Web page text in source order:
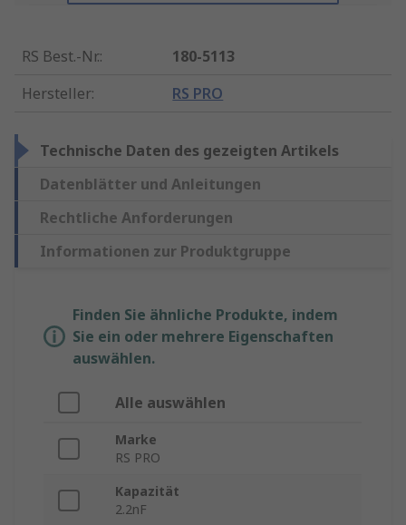
RS Best.-Nr.:
180-5113
Hersteller: RS PRO
Technische Daten des gezeigten Artikels
Datenblätter und Anleitungen
Rechtliche Anforderungen
Informationen zur Produktgruppe
Finden Sie ähnliche Produkte, indem
Sie ein oder mehrere Eigenschaften
auswählen.
Alle auswählen
Marke
RS PRO
Kapazität
2.2nF